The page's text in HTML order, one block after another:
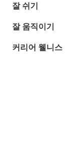
잘 쉬기
잘 움직이기
커리어 웰니스